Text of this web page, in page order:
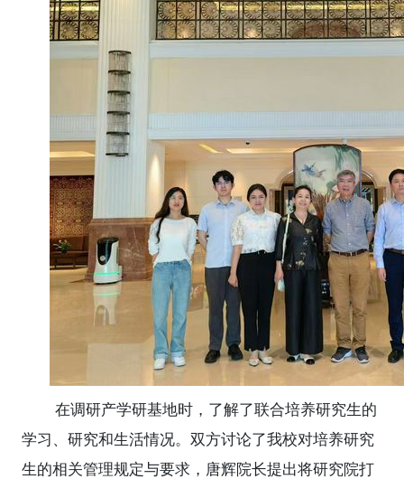
在调研产学研基地时，了解了联合培养研究生的
学习、研究和生活情况。双方讨论了我校对培养研究
生的相关管理规定与要求，唐辉院长提出将研究院打